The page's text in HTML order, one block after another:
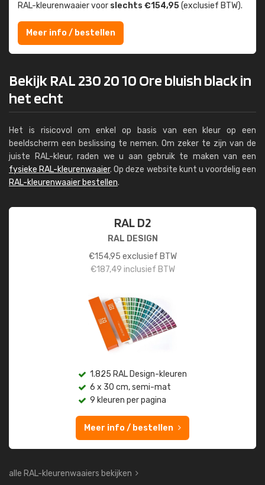
RAL-kleuren­waaier voor slechts €154,95(exclusief BTW).
Meer info / bestellen
Bekijk RAL 230 20 10 Ore bluish black in
het echt
Het is risicovol om enkel op basis van een kleur op een
beeldscherm een beslissing te nemen. Om zeker te zijn van de
juiste RAL-kleur, raden we u aan gebruik te maken van een
fysieke RAL-kleurenwaaier. Op deze website kunt u voordelig een
RAL-kleurenwaaier bestellen.
RAL D2
RAL DESIGN
€154,95 exclusief BTW
€187,49 inclusief BTW
1.825 RAL Design-kleuren
6 x 30 cm, semi-mat
9 kleuren per pagina
Meer info / bestellen
alle RAL-kleurenwaaiers bekijken